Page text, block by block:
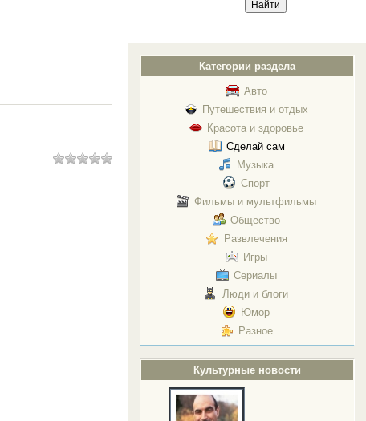
Категории раздела
Авто
Путешествия и отдых
Красота и здоровье
Сделай сам
Музыка
Спорт
Фильмы и мультфильмы
Общество
Развлечения
Игры
Сериалы
Люди и блоги
Юмор
Разное
Культурные новости